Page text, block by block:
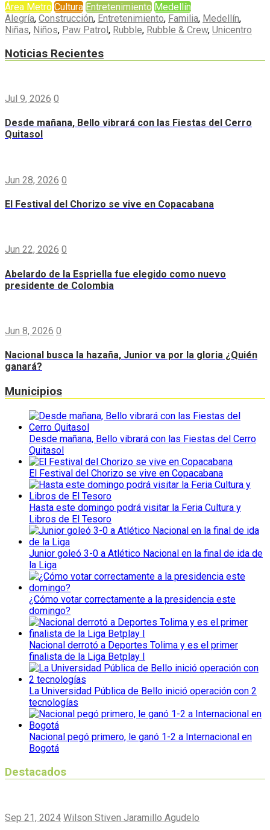
Área Metro Cultura Entretenimiento Medellín
Alegría, Construcción, Entretenimiento, Familia, Medellín,
Niñas, Niños, Paw Patrol, Rubble, Rubble & Crew, Unicentro
Noticias Recientes
Jul 9, 2026 0
Desde mañana, Bello vibrará con las Fiestas del Cerro
Quitasol
Jun 28, 2026 0
El Festival del Chorizo se vive en Copacabana
Jun 22, 2026 0
Abelardo de la Espriella fue elegido como nuevo
presidente de Colombia
Jun 8, 2026 0
Nacional busca la hazaña, Junior va por la gloria ¿Quién
ganará?
Municipios
Desde mañana, Bello vibrará con las Fiestas del Cerro
Quitasol
El Festival del Chorizo se vive en Copacabana
Hasta este domingo podrá visitar la Feria Cultura y
Libros de El Tesoro
Junior goleó 3-0 a Atlético Nacional en la final de ida de
la Liga
¿Cómo votar correctamente a la presidencia este
domingo?
Nacional derrotó a Deportes Tolima y es el primer
finalista de la Liga Betplay I
La Universidad Pública de Bello inició operación con 2
tecnologías
Nacional pegó primero, le ganó 1-2 a Internacional en
Bogotá
Destacados
Sep 21, 2024 Wilson Stiven Jaramillo Agudelo